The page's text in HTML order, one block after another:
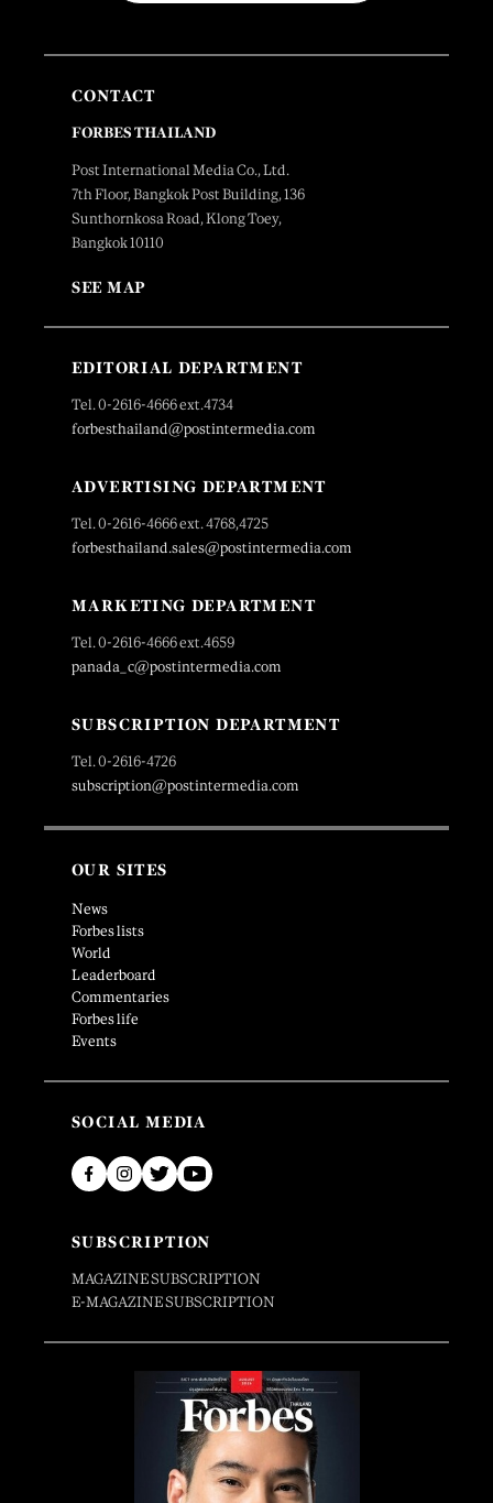
CONTACT
FORBES THAILAND
Post International Media Co., Ltd.
7th Floor, Bangkok Post Building, 136
Sunthornkosa Road, Klong Toey,
Bangkok 10110
SEE MAP
EDITORIAL DEPARTMENT
Tel. 0-2616-4666 ext.4734
forbesthailand@postintermedia.com
ADVERTISING DEPARTMENT
Tel. 0-2616-4666 ext. 4768,4725
forbesthailand.sales@postintermedia.com
MARKETING DEPARTMENT
Tel. 0-2616-4666 ext.4659
panada_c@postintermedia.com
SUBSCRIPTION DEPARTMENT
Tel. 0-2616-4726
subscription@postintermedia.com
OUR SITES
News
Forbes lists
World
Leaderboard
Commentaries
Forbes life
Events
SOCIAL MEDIA
SUBSCRIPTION
MAGAZINE SUBSCRIPTION
E-MAGAZINE SUBSCRIPTION